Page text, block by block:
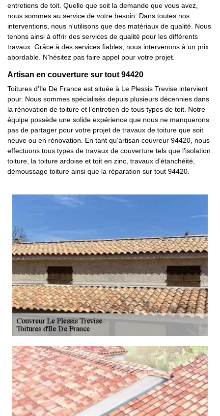
entretiens de toit. Quelle que soit la demande que vous avez,
nous sommes au service de votre besoin. Dans toutes nos
interventions, nous n'utilisons que des matériaux de qualité. Nous
tenons ainsi à offrir des services de qualité pour les différents
travaux. Grâce à des services fiables, nous intervenons à un prix
abordable. N'hésitez pas faire appel pour votre projet.
Artisan en couverture sur tout 94420
Toitures d'Ile De France est située à Le Plessis Trevise intervient
pour. Nous sommes spécialisés depuis plusieurs décennies dans
la rénovation de toiture et l’entretien de tous types de toit. Notre
équipe possède une solide expérience que nous ne manquerons
pas de partager pour votre projet de travaux de toiture que soit
neuve ou en rénovation. En tant qu’artisan couvreur 94420, nous
effectuons tous types de travaux de couverture tels que l’isolation
toiture, la toiture ardoise et toit en zinc, travaux d’étanchéité,
démoussage toiture ainsi que la réparation sur tout 94420.